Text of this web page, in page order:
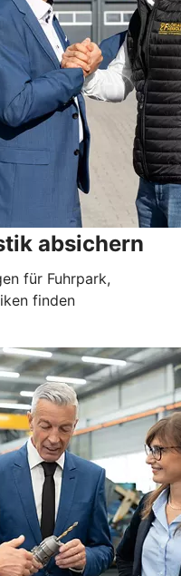
absichern
für Fuhrpark,
finden